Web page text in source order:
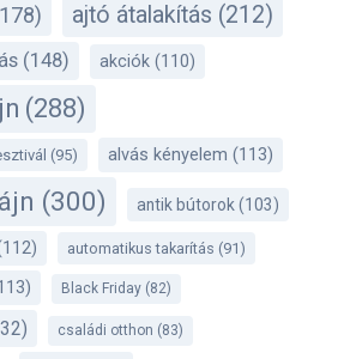
ajtó átalakítás (212)
(148) akciók (110)
(288)
(95) alvás kényelem (113)
(300) antik bútorok(103)
automatikus takarítás (91)
Black Friday (82)
családi otthon (83)